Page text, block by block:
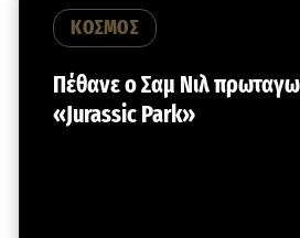
ΚΟΣΜΟΣ
Πέθανε ο Σαμ Νιλ
«Jurassic Park»